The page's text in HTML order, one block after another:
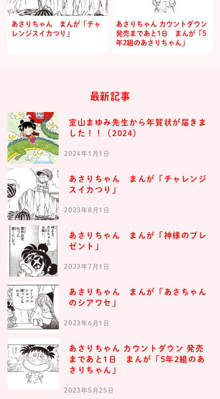
あさりちゃん まんが「チャ
レンジスイカつり」
あさりちゃん カウントダウン
発売まであと1日 まんが「5
年2組のあさりちゃん」
最新記事
室山まゆみ先生から年賀状が届きま
した！！（2024）
2024年1月1日
あさりちゃん まんが「チャレンジ
スイカつり」
2023年8月1日
あさりちゃん まんが「神様のプレ
ゼント」
2023年7月1日
あさりちゃん まんが「あさちゃん
のシアワセ」
2023年6月1日
あさりちゃん カウントダウン 発売
まであと1日 まんが「5年2組のあ
さりちゃん」
2023年5月25日